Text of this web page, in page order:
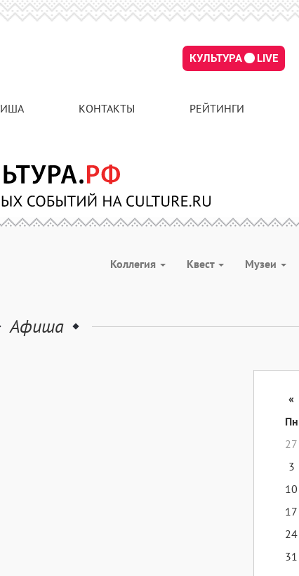
КУЛЬТУРА LIVE
КОНТАКТЫ РЕЙТИНГИ
Коллегия Квест Музеи
Афиша
«
Пн
27
3
10
17
24
31